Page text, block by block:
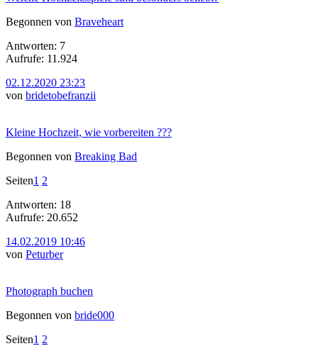
Begonnen von Braveheart
Antworten: 7
Aufrufe: 11.924
02.12.2020 23:23
von bridetobefranzii
Kleine Hochzeit, wie vorbereiten ???
Begonnen von Breaking Bad
Seiten1 2
Antworten: 18
Aufrufe: 20.652
14.02.2019 10:46
von Peturber
Photograph buchen
Begonnen von bride000
Seiten1 2